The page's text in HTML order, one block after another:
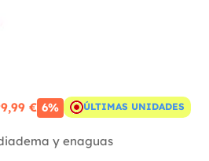
€ 6% ÚLTIMAS UNIDADES
y enaguas